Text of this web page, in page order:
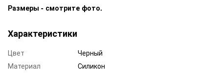
Размеры - смотрите фото.
Характеристики
Цвет
Черный
Материал
Силикон